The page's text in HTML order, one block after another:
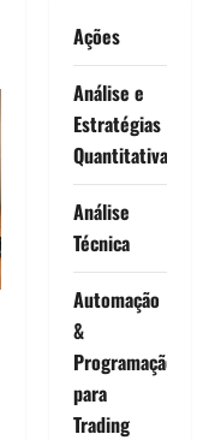
Ações
Análise e
Estratégias
Quantitativa
Análise
Técnica
Automação
&
Programação
para
Trading